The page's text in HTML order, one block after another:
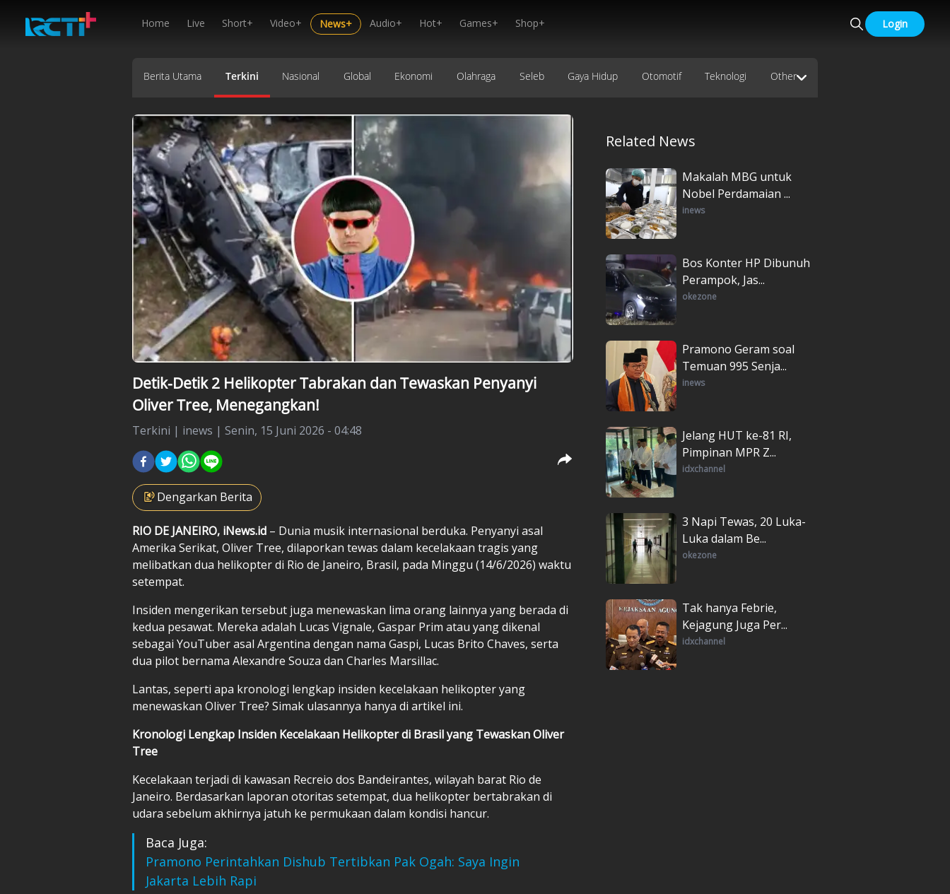
Home Live Short+ Video+ News+ Audio+ Hot+ Games+ Shop+ Login
Berita Utama Terkini Nasional Global Ekonomi Olahraga Seleb Gaya Hidup Otomotif Teknologi Other
Detik-Detik 2 Helikopter Tabrakan dan Tewaskan Penyanyi
Oliver Tree, Menegangkan!
Terkini | inews | Senin, 15 Juni 2026 - 04:48
Dengarkan Berita
RIO DE JANEIRO, iNews.id – Dunia musik internasional berduka. Penyanyi asal
Amerika Serikat, Oliver Tree, dilaporkan tewas dalam kecelakaan tragis yang
melibatkan dua helikopter di Rio de Janeiro, Brasil, pada Minggu (14/6/2026) waktu
setempat.
Insiden mengerikan tersebut juga menewaskan lima orang lainnya yang berada di
kedua pesawat. Mereka adalah Lucas Vignale, Gaspar Prim atau yang dikenal
sebagai YouTuber asal Argentina dengan nama Gaspi, Lucas Brito Chaves, serta
dua pilot bernama Alexandre Souza dan Charles Marsillac.
Lantas, seperti apa kronologi lengkap insiden kecelakaan helikopter yang
menewaskan Oliver Tree? Simak ulasannya hanya di artikel ini.
Kronologi Lengkap Insiden Kecelakaan Helikopter di Brasil yang Tewaskan Oliver
Tree
Kecelakaan terjadi di kawasan Recreio dos Bandeirantes, wilayah barat Rio de
Janeiro. Berdasarkan laporan otoritas setempat, dua helikopter bertabrakan di
udara sebelum akhirnya jatuh ke permukaan dalam kondisi hancur.
Baca Juga:
Pramono Perintahkan Dishub Tertibkan Pak Ogah: Saya Ingin
Jakarta Lebih Rapi
Related News
Makalah MBG untuk
Nobel Perdamaian ...
inews
Bos Konter HP Dibunuh
Perampok, Jas...
okezone
Pramono Geram soal
Temuan 995 Senja...
inews
Jelang HUT ke-81 RI,
Pimpinan MPR Z...
idxchannel
3 Napi Tewas, 20 Luka-
Luka dalam Be...
okezone
Tak hanya Febrie,
Kejagung Juga Per...
idxchannel